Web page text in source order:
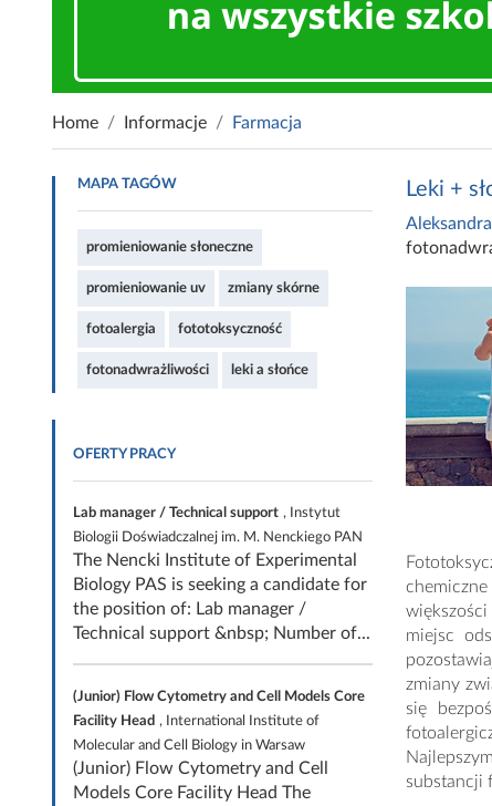
Home Informacje Farmacja
MAPA TAGÓW
promieniowanie słoneczne
promieniowanie uv zmiany skórne
fotoalergia fototoksyczność
fotonadwrażliwości leki a słońce
OFERTY PRACY
Lab manager / Technical support , Instytut
Biologii Doświadczalnej im. M. Nenckiego PAN
The Nencki Institute of Experimental
Biology PAS is seeking a candidate for
the position of: Lab manager /
Technical support &nbsp; Number of...
(Junior) Flow Cytometry and Cell Models Core
Facility Head , International Institute of
Molecular and Cell Biology in Warsaw
(Junior) Flow Cytometry and Cell
Models Core Facility Head The
Leki +
miejsc
zmiany
się
substancji